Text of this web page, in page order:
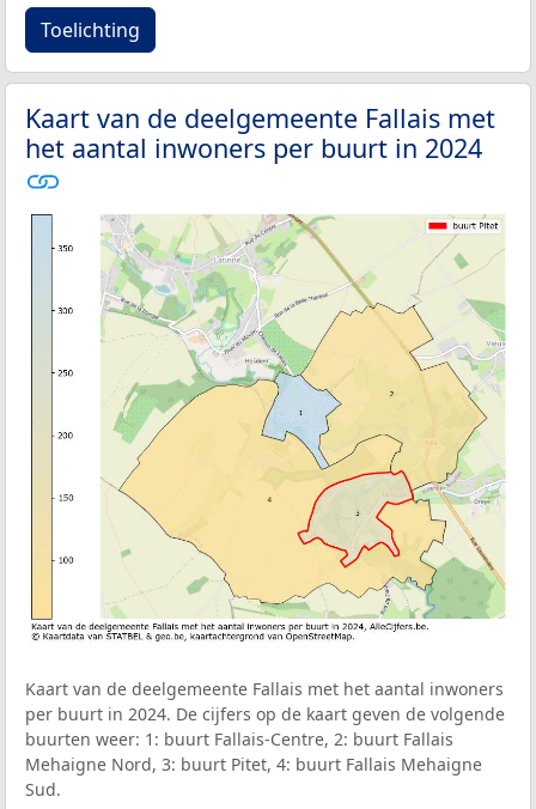
Toelichting
Kaart van de deelgemeente Fallais met
het aantal inwoners per buurt in 2024
Kaart van de deelgemeente Fallais met het aantal inwoners
per buurt in 2024. De cijfers op de kaart geven de volgende
buurten weer: 1: buurt Fallais-Centre, 2: buurt Fallais
Mehaigne Nord, 3: buurt Pitet, 4: buurt Fallais Mehaigne
Sud.